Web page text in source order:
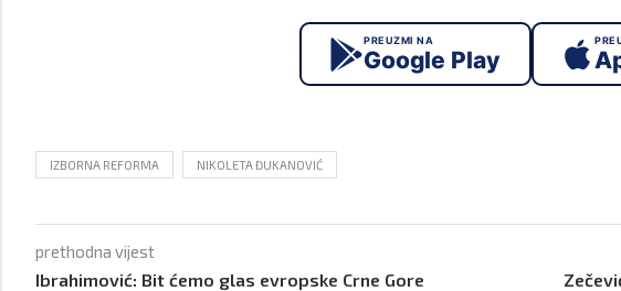
PREUZMI NA
Google Play
IZBORNA REFORMA NIKOLETA ĐUKANOVIĆ
prethodna vijest
Ibrahimović: Bit ćemo glas evropske Crne Gore